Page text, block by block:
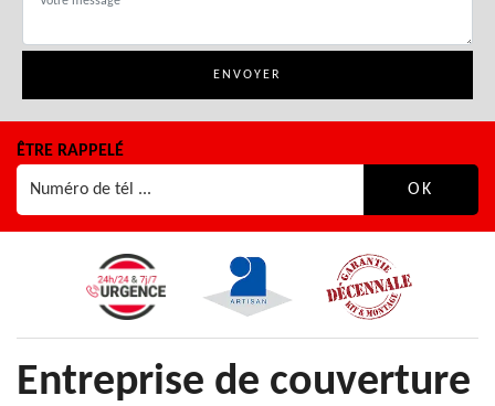
ÊTRE RAPPELÉ
Entreprise de couverture